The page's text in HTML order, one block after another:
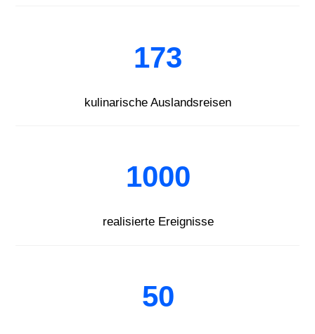
173
kulinarische Auslandsreisen
1000
realisierte Ereignisse
50